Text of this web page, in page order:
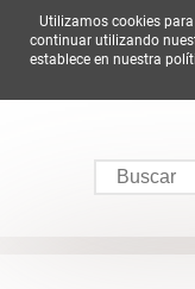
Utilizamos cookies
continuar utilizando
establece en nuestra